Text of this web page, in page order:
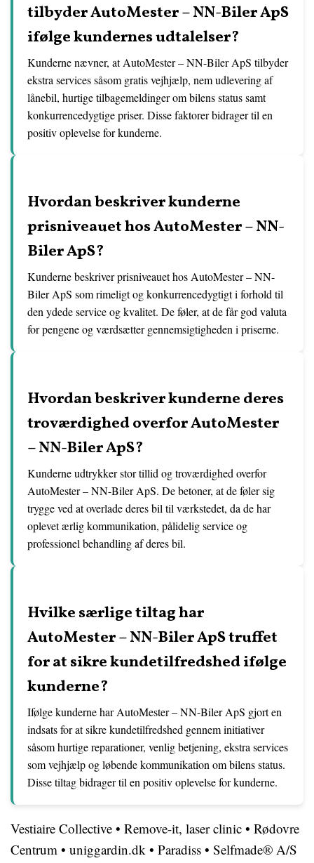
tilbyder AutoMester – NN-Biler ApS
ifølge kundernes udtalelser?
Kunderne nævner, at AutoMester – NN-Biler ApS tilbyder
ekstra services såsom gratis vejhjælp, nem udlevering af
lånebil, hurtige tilbagemeldinger om bilens status samt
konkurrencedygtige priser. Disse faktorer bidrager til en
positiv oplevelse for kunderne.
Hvordan beskriver kunderne
prisniveauet hos AutoMester – NN-
Biler ApS?
Kunderne beskriver prisniveauet hos AutoMester – NN-
Biler ApS som rimeligt og konkurrencedygtigt i forhold til
den ydede service og kvalitet. De føler, at de får god valuta
for pengene og værdsætter gennemsigtigheden i priserne.
Hvordan beskriver kunderne deres
troværdighed overfor AutoMester
– NN-Biler ApS?
Kunderne udtrykker stor tillid og troværdighed overfor
AutoMester – NN-Biler ApS. De betoner, at de føler sig
trygge ved at overlade deres bil til værkstedet, da de har
oplevet ærlig kommunikation, pålidelig service og
professionel behandling af deres bil.
Hvilke særlige tiltag har
AutoMester – NN-Biler ApS truffet
for at sikre kundetilfredshed ifølge
kunderne?
Ifølge kunderne har AutoMester – NN-Biler ApS gjort en
indsats for at sikre kundetilfredshed gennem initiativer
såsom hurtige reparationer, venlig betjening, ekstra services
som vejhjælp og løbende kommunikation om bilens status.
Disse tiltag bidrager til en positiv oplevelse for kunderne.
Vestiaire Collective • Remove-it, laser clinic • Rødovre
Centrum • uniggardin.dk • Paradiss • Selfmade® A/S